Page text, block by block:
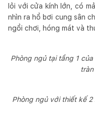
lỏi với cửa kính lớn, có
nhìn ra hồ bơi cung sân
ngồi chơi, hóng mát và
Phòng ngủ tại tầng 1
Phòng ngủ với thiết kế